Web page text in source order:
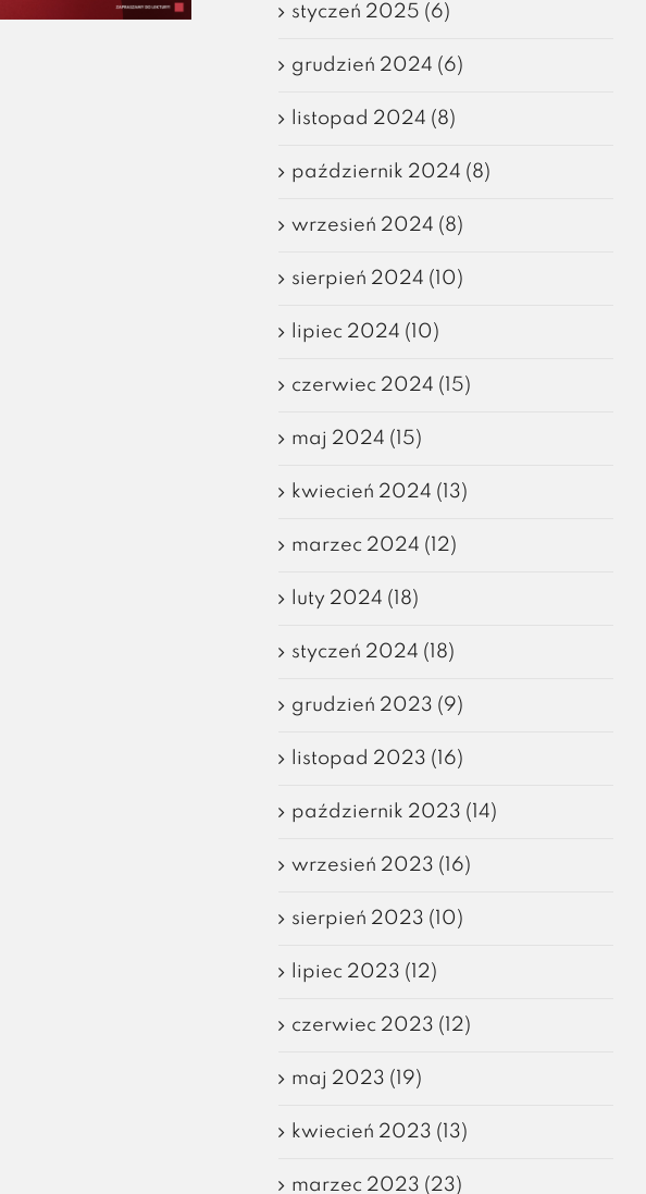
styczeń 2025 (6)
grudzień 2024 (6)
listopad 2024 (8)
październik 2024 (8)
wrzesień 2024 (8)
sierpień 2024 (10)
lipiec 2024 (10)
czerwiec 2024 (15)
maj 2024 (15)
kwiecień 2024 (13)
marzec 2024 (12)
luty 2024 (18)
styczeń 2024 (18)
grudzień 2023 (9)
listopad 2023 (16)
październik 2023 (14)
wrzesień 2023 (16)
sierpień 2023 (10)
lipiec 2023 (12)
czerwiec 2023 (12)
maj 2023 (19)
kwiecień 2023 (13)
marzec 2023 (23)